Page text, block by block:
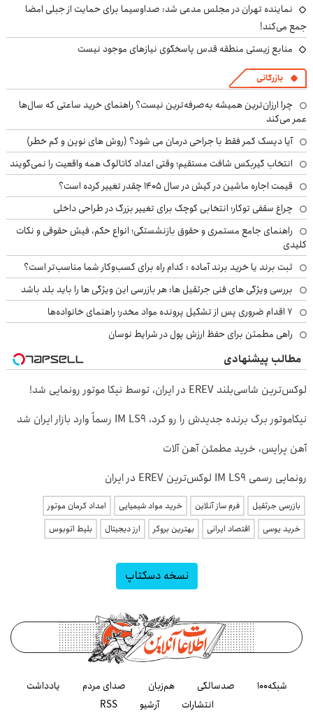
نماینده تهران در مجلس مدعی شد: صداوسیما برای حمایت از جبلی امضا
جمع می‌کند!
منابع زیستی منطقه قدس پاسخگوی نیازهای موجود نیست
بازرگانی
چرا ارزان‌ترین همیشه به‌صرفه‌ترین نیست؟ راهنمای خرید ساعتی که سال‌ها
عمر می‌کند
آیا دیسک کمر فقط با جراحی درمان می شود؟ (روش های نوین و کم خطر)
انتخاب گیربکس شافت مستقیم؛ وقتی اعداد کاتالوگ همه واقعیت را نمی‌گویند
قیمت اجاره ماشین در کیش در سال ۱۴۰۵ چقدر تغییر کرده است؟
چراغ سقفی توکار؛ انتخابی کوچک برای تغییر بزرگ در طراحی داخلی
راهنمای جامع مستمری و حقوق بازنشستگی؛ انواع حکم، فیش حقوقی و نکات
کلیدی
ثبت برند یا خرید برند آماده : کدام راه برای کسب‌وکار شما مناسب‌تر است؟
بررسی ویژگی های فنی جرثقیل ها: هر بازرسی این ویژگی ها را باید بلد باشد
۷ اقدام ضروری پس از تشکیل پرونده مواد مخدر؛ راهنمای خانواده‌ها
راهی مطمئن برای حفظ ارزش پول در شرایط نوسان
مطالب پیشنهادی
لوکس‌ترین شاسی‌بلند EREV در ایران، توسط نیکا موتور رونمایی شد!
نیکاموتور برگ برنده جدیدش را رو کرد، IM LS9 رسماً وارد بازار ایران شد
آهن پرایس، خرید مطمئن آهن آلات
رونمایی رسمی IM LS9 لوکس‌ترین EREV در ایران
بازرسی جرثقیل فرم ساز آنلاین خرید مواد شیمیایی
امداد کرمان موتور
خرید یوسی
اقتصاد ایرانی بهترین بروکر ارز دیجیتال بلیط اتوبوس
نسخه دسکتاپ
شبکه۱۰۰ صدسالگی هم‌زبان صدای مردم
یادداشت
انتشارات
آرشیو RSS